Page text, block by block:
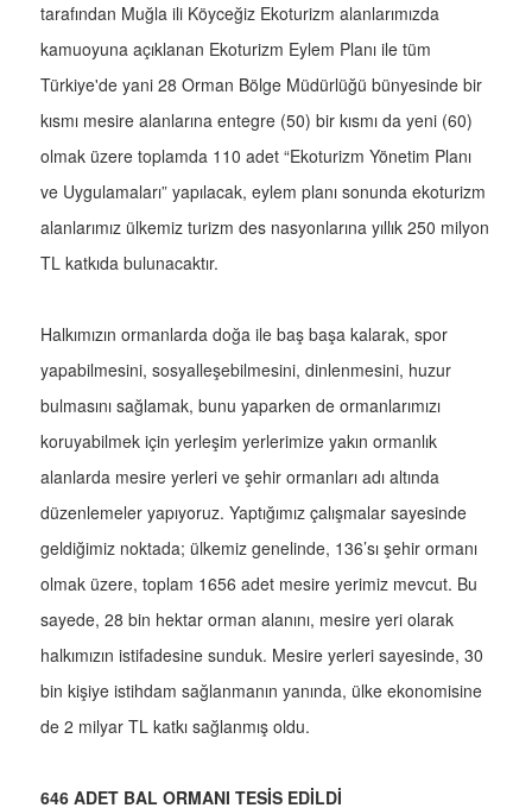
tarafından Muğla ili Köyceğiz Ekoturizm alanlarımızda
kamuoyuna açıklanan Ekoturizm Eylem Planı ile tüm
Türkiye'de yani 28 Orman Bölge Müdürlüğü bünyesinde bir
kısmı mesire alanlarına entegre (50) bir kısmı da yeni (60)
olmak üzere toplamda 110 adet “Ekoturizm Yönetim Planı
ve Uygulamaları” yapılacak, eylem planı sonunda ekoturizm
alanlarımız ülkemiz turizm des nasyonlarına yıllık 250 milyon
TL katkıda bulunacaktır.
Halkımızın ormanlarda doğa ile baş başa kalarak, spor
yapabilmesini, sosyalleşebilmesini, dinlenmesini, huzur
bulmasını sağlamak, bunu yaparken de ormanlarımızı
koruyabilmek için yerleşim yerlerimize yakın ormanlık
alanlarda mesire yerleri ve şehir ormanları adı altında
düzenlemeler yapıyoruz. Yaptığımız çalışmalar sayesinde
geldiğimiz noktada; ülkemiz genelinde, 136’sı şehir ormanı
olmak üzere, toplam 1656 adet mesire yerimiz mevcut. Bu
sayede, 28 bin hektar orman alanını, mesire yeri olarak
halkımızın istifadesine sunduk. Mesire yerleri sayesinde, 30
bin kişiye istihdam sağlanmanın yanında, ülke ekonomisine
de 2 milyar TL katkı sağlanmış oldu.
646 ADET BAL ORMANI TESİS EDİLDİ